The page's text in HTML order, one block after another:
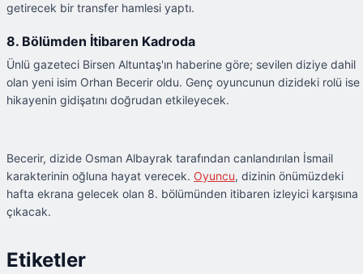
getirecek bir transfer hamlesi yaptı.
8. Bölümden İtibaren Kadroda
Ünlü gazeteci Birsen Altuntaş'ın haberine göre; sevilen diziye dahil
olan yeni isim Orhan Becerir oldu. Genç oyuncunun dizideki rolü ise
hikayenin gidişatını doğrudan etkileyecek.
Becerir, dizide Osman Albayrak tarafından canlandırılan İsmail
karakterinin oğluna hayat verecek. Oyuncu, dizinin önümüzdeki
hafta ekrana gelecek olan 8. bölümünden itibaren izleyici karşısına
çıkacak.
Etiketler